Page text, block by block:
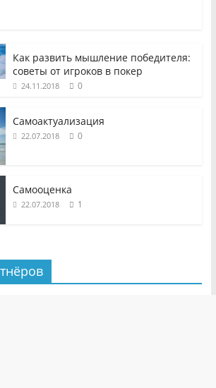
Как развить мышление победителя:
советы от игроков в покер
24.11.2018 0
Самоактуализация
22.07.2018 0
Самооценка
22.07.2018 1